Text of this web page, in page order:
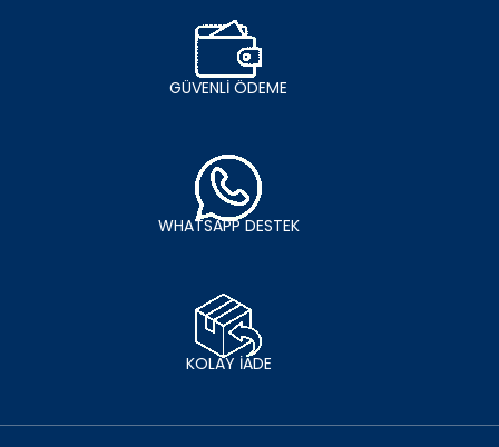
GÜVENLİ ÖDEME
WHATSAPP DESTEK
KOLAY İADE